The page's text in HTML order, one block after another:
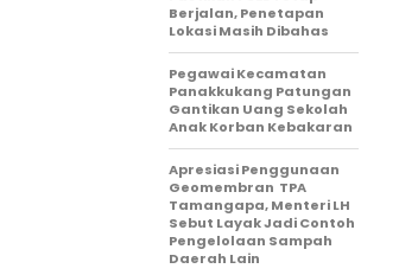
Berjalan, Penetapan
Lokasi Masih Dibahas
Pegawai Kecamatan
Panakkukang Patungan
Gantikan Uang Sekolah
Anak Korban Kebakaran
Apresiasi Penggunaan
Geomembran TPA
Tamangapa, Menteri LH
Sebut Layak Jadi Contoh
Pengelolaan Sampah
Daerah Lain